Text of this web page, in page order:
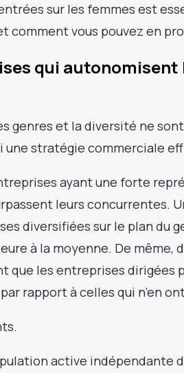
sur les femmes est
vous pouvez en
qui autonomisent
genres et la diversité ne
une stratégie commerciale
ayant une forte
leurs concurrentes.
diversifiées sur le plan du
à la moyenne. De même,
les entreprises dirigées
rapport à celles qui n’en
active indépendante